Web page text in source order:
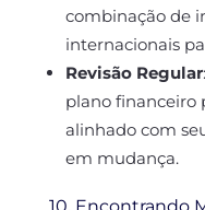
combinação de
internacionais
Revisão Regular:
plano financeiro
alinhado com
em mudança.